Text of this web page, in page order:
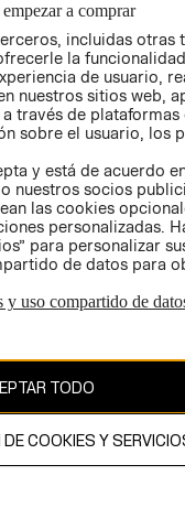
PRIVACIDAD
GIFT CARD
AVISO DE
a comprar
incluidas otras
la
de usuario,
nuestros sitios web,
través de plataformas
sobre el usuario, los
y está de acuerdo
nuestros socios
las cookies
personalizadas.
para personalizar
de datos para
y uso compartido de
TODO
DE COOKIES Y